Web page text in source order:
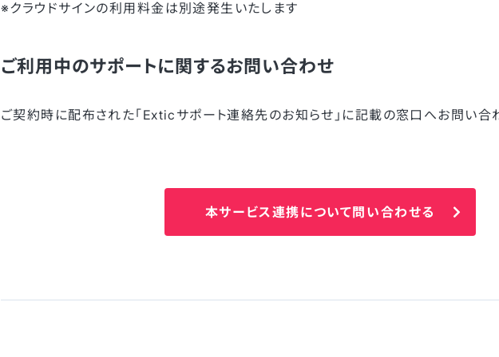
※クラウドサインの利用料金は別途発生いたします
ご利用中のサポートに関するお問い合わせ
ご契約時に配布された「Exticサポート連絡先のお知らせ」に記載の窓口へお問い合
本サービス連携について問い合わせる